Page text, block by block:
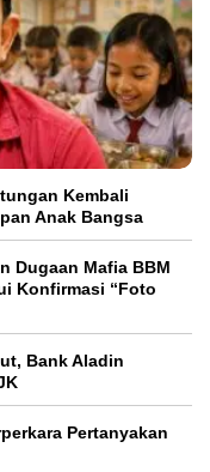
Kembali
Anak Bangsa
Dugaan Mafia BBM
Konfirmasi “Foto
Bank Aladin
Pertanyakan